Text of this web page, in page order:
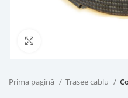
Prima pagină Trasee cablu